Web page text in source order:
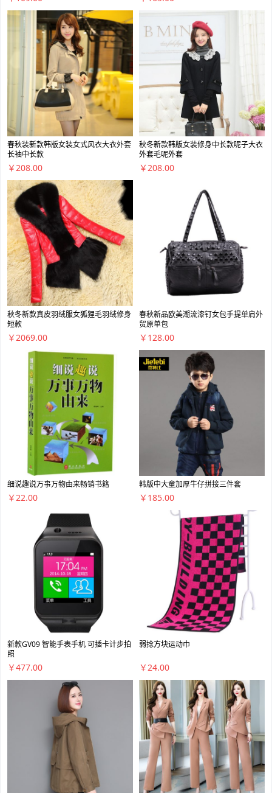
春秋装新款韩版女装女式风衣大衣外套
长袖中长款
￥208.00
秋冬新款韩版女装修身中长款呢子大衣
外套毛呢外套
￥208.00
秋冬新款真皮羽绒服女狐狸毛羽绒修身
短款
￥2069.00
春秋新品欧美潮流漆钉女包手提单肩外
贸原单包
￥128.00
细说趣说万事万物由来畅销书籍
￥22.00
韩版中大童加厚牛仔拼接三件套
￥185.00
新款GV09 智能手表手机 可插卡计步拍
照
￥477.00
弱捻方块运动巾
￥24.00